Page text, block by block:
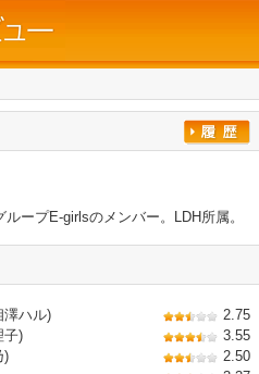
ープE-girlsのメンバー。LDH所属。
澤ハル)
2.75
子)
3.55
)
2.50